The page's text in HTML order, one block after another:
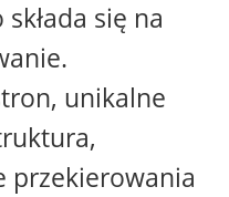
się na
unikalne
przekierowania